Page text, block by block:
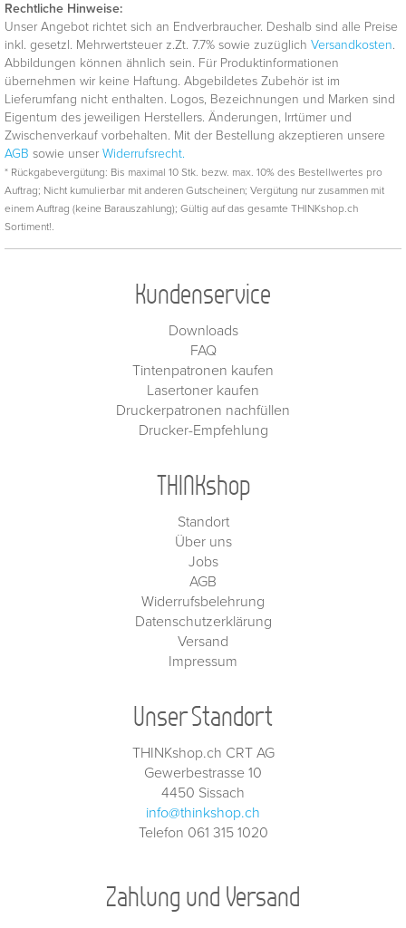
Rechtliche Hinweise:
Unser Angebot richtet sich an Endverbraucher. Deshalb sind alle Preise
inkl. gesetzl. Mehrwertsteuer z.Zt. 7.7% sowie zuzüglich Versandkosten.
Abbildungen können ähnlich sein. Für Produktinformationen
übernehmen wir keine Haftung. Abgebildetes Zubehör ist im
Lieferumfang nicht enthalten. Logos, Bezeichnungen und Marken sind
Eigentum des jeweiligen Herstellers. Änderungen, Irrtümer und
Zwischenverkauf vorbehalten. Mit der Bestellung akzeptieren unsere
AGB sowie unser Widerrufsrecht.
* Rückgabevergütung: Bis maximal 10 Stk. bezw. max. 10% des Bestellwertes pro
Auftrag; Nicht kumulierbar mit anderen Gutscheinen; Vergütung nur zusammen mit
einem Auftrag (keine Barauszahlung); Gültig auf das gesamte THINKshop.ch
Sortiment!.
Kundenservice
Downloads
FAQ
Tintenpatronen kaufen
Lasertoner kaufen
Druckerpatronen nachfüllen
Drucker-Empfehlung
THINKshop
Standort
Über uns
Jobs
AGB
Widerrufsbelehrung
Datenschutzerklärung
Versand
Impressum
Unser Standort
THINKshop.ch CRT AG
Gewerbestrasse 10
4450 Sissach
info@thinkshop.ch
Telefon 061 315 1020
Zahlung und Versand